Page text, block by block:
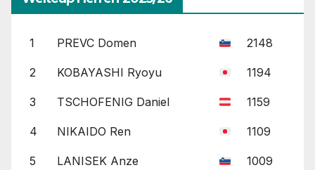
1 PREVC Domen 2148
2 KOBAYASHI Ryoyu 1194
3 TSCHOFENIG Daniel 1159
4 NIKAIDO Ren 1109
5 LANISEK Anze 1009